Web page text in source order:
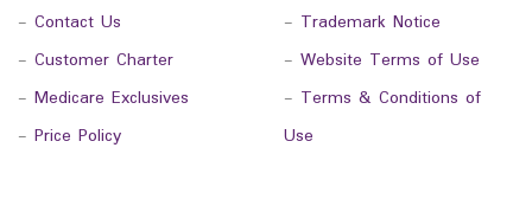
- Contact Us
- Customer Charter
- Medicare Exclusives
- Price Policy
- Trademark Notice
- Website Terms of Use
- Terms & Conditions of
Use